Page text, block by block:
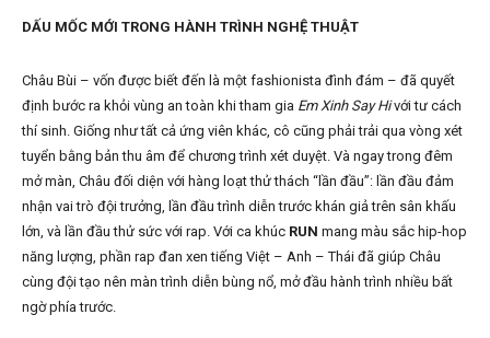
DẤU MỐC MỚI TRONG HÀNH TRÌNH NGHỆ THUẬT
Châu Bùi – vốn được biết đến là một fashionista đình đám – đã quyết
định bước ra khỏi vùng an toàn khi tham gia Em Xinh Say Hivới tư cách
thí sinh. Giống như tất cả ứng viên khác, cô cũng phải trải qua vòng xét
tuyển bằng bản thu âm để chương trình xét duyệt. Và ngay trong đêm
mở màn, Châu đối diện với hàng loạt thử thách “lần đầu”: lần đầu đảm
nhận vai trò đội trưởng, lần đầu trình diễn trước khán giả trên sân khấu
lớn, và lần đầu thử sức với rap. Với ca khúc RUN mang màu sắc hip-hop
năng lượng, phần rap đan xen tiếng Việt – Anh – Thái đã giúp Châu
cùng đội tạo nên màn trình diễn bùng nổ, mở đầu hành trình nhiều bất
ngờ phía trước.